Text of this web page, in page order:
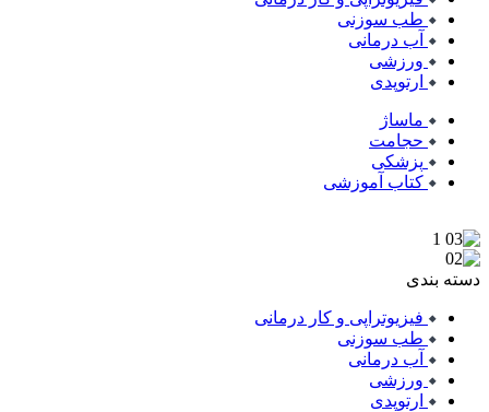
طب سوزنی
آب درمانی
ورزشی
ارتوپدی
ماساژ
حجامت
پزشکی
کتاب آموزشی
دسته بندی
فیزیوتراپی و کار درمانی
طب سوزنی
آب درمانی
ورزشی
ارتوپدی